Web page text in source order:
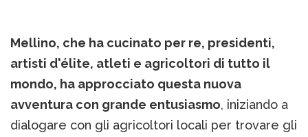
Mellino, che ha cucinato per re, presidenti,
artisti d'élite, atleti e agricoltori di tutto il
mondo, ha approcciato questa nuova
avventura con grande entusiasmo, iniziando a
dialogare con gli agricoltori locali per trovare gli